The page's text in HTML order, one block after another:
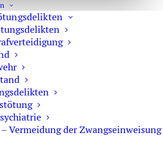
Vermeidung der Zwangseinweisung
sind zur Verschwiegenheit
Erstinformationen
ihnen anvertrauen.
66, 10707 Berlin
970